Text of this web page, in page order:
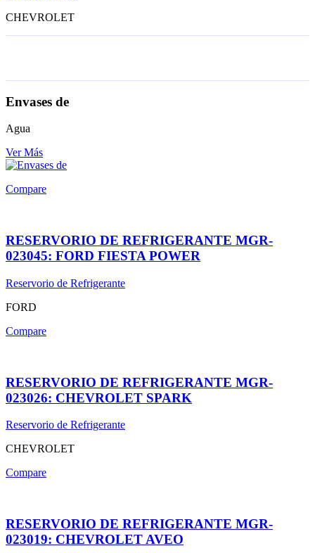
CHEVROLET
Envases de
Agua
Ver Más
Compare
RESERVORIO DE REFRIGERANTE MGR-
023045: FORD FIESTA POWER
Reservorio de Refrigerante
FORD
Compare
RESERVORIO DE REFRIGERANTE MGR-
023026: CHEVROLET SPARK
Reservorio de Refrigerante
CHEVROLET
Compare
RESERVORIO DE REFRIGERANTE MGR-
023019: CHEVROLET AVEO